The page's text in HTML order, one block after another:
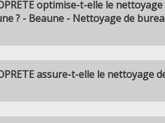
optimise-t-elle le nettoyage
? - Beaune - Nettoyage de
assure-t-elle le nettoyage